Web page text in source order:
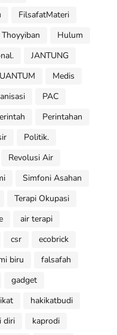
FilsafatMateri
Hulum
JANTUNG
Medis
PAC
Perintahan
Politik.
Revolusi Air
Simfoni Asahan
Terapi Okupasi
air terapi
csr
ecobrick
biru
falsafah
gadget
hakikatbudi
diri
kaprodi